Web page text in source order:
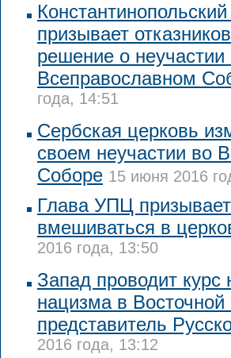
призывает
решение о неучастии
Всеправославном
года, 14:51
Сербская церковь
своем неучастии во
Соборе 15 июня 2016
Глава УПЦ
вмешиваться в
2016 года, 13:50
Запад проводит курс
нацизма в Восточной
представитель
2016 года, 13:12